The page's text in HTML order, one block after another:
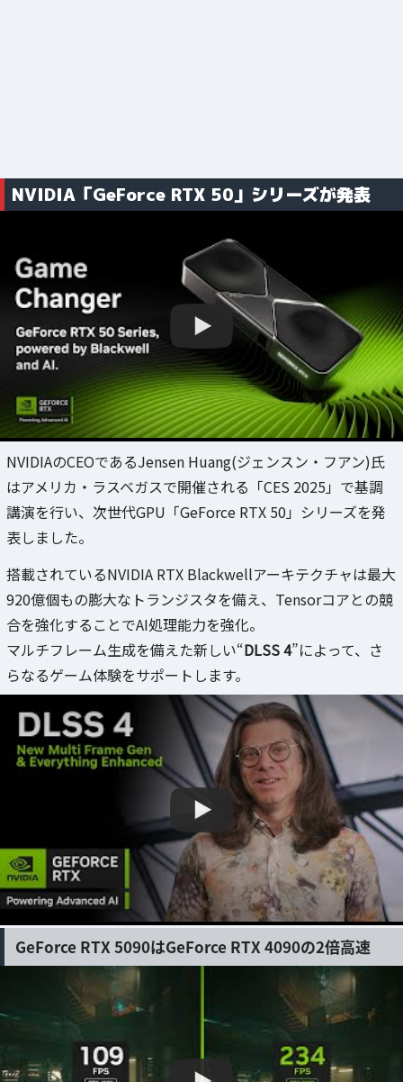
NVIDIA「GeForce RTX 50」シリーズが発表
NVIDIAのCEOであるJensen Huang(ジェンスン・フアン)氏
はアメリカ・ラスベガスで開催される「CES 2025」で基調
講演を行い、次世代GPU「GeForce RTX 50」シリーズを発
表しました。
搭載されているNVIDIA RTX Blackwellアーキテクチャは最大
920億個もの膨大なトランジスタを備え、Tensorコアとの競
合を強化することでAI処理能力を強化。
マルチフレーム生成を備えた新しい“DLSS 4”によって、さ
らなるゲーム体験をサポートします。
GeForce RTX 5090はGeForce RTX 4090の2倍高速